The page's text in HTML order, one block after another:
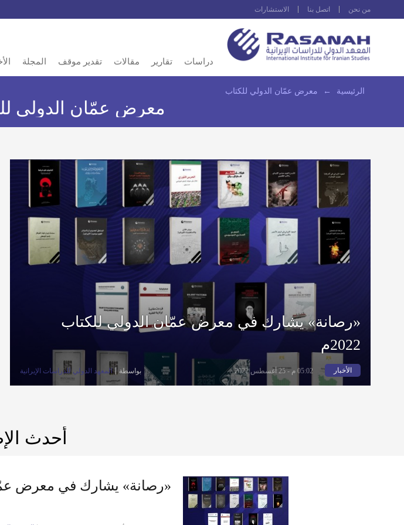
من نحن اتصل بنا الاستشارات
دراسات تقارير مقالات تقدير موقف المجلة
الرئيسية ← معرض عمّان الدولي للكتاب
معرض عمّان الدولي
«رصانة» يشارك في معرض عمّان الدولي للكتاب
2022م
الأخبار 05:02 م - 25 أغسطس 2022 بواسطة المعهد الدولي للدراسات الإيرانية
أحدث
«رصانة» يشارك في معرض عمّان